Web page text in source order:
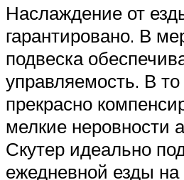
Наслаждение от
гарантировано. В
подвеска
управляемость. В
прекрасно
мелкие неровности
Скутер идеально
ежедневной езды на